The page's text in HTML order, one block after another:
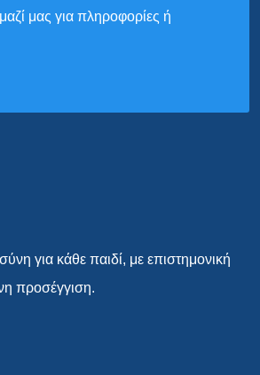
μας για πληροφορίες ή
για κάθε παιδί, με επιστημονική
προσέγγιση.